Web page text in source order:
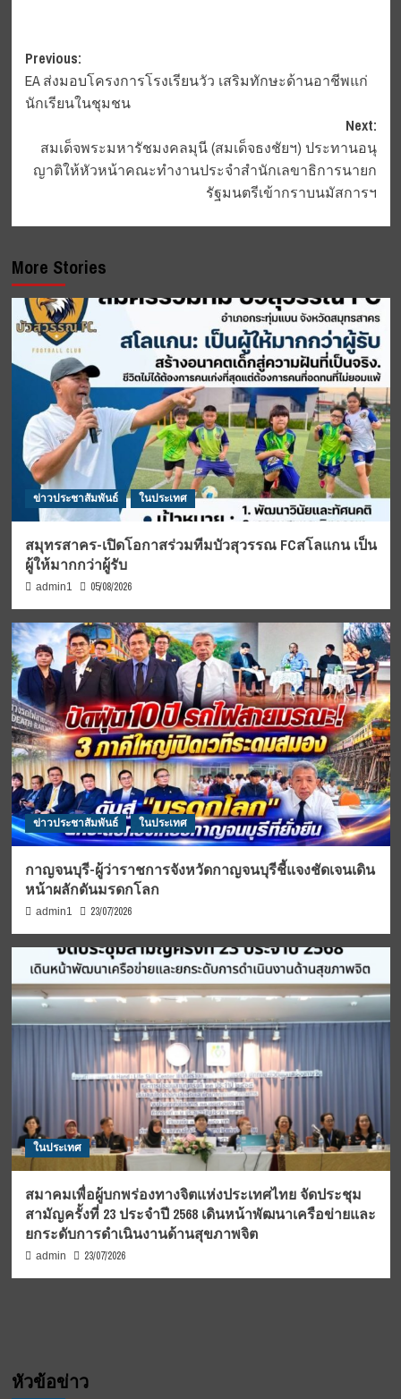
Post
navigation
Previous:
EA ส่งมอบโครงการโรงเรียนวัว เสริมทักษะด้านอาชีพแก่
นักเรียนในชุมชน
Next:
สมเด็จพระมหารัชมงคลมุนี (สมเด็จธงชัยฯ) ประทานอนุ
ญาติให้หัวหน้าคณะทำงานประจำสำนักเลขาธิการนายก
รัฐมนตรีเข้ากราบนมัสการฯ
More Stories
ข่าวประชาสัมพันธ์ ในประเทศ
สมุทรสาคร-เปิดโอกาสร่วมทีมบัวสุวรรณ FCสโลแกน เป็น
ผู้ให้มากกว่าผู้รับ
admin1 05/08/2026
ข่าวประชาสัมพันธ์ ในประเทศ
กาญจนบุรี-ผู้ว่าราชการจังหวัดกาญจนบุรีชี้แจงชัดเจนเดิน
หน้าผลักดันมรดกโลก
admin1 23/07/2026
ในประเทศ
สมาคมเพื่อผู้บกพร่องทางจิตแห่งประเทศไทย จัดประชุม
สามัญครั้งที่ 23 ประจำปี 2568 เดินหน้าพัฒนาเครือข่ายและ
ยกระดับการดำเนินงานด้านสุขภาพจิต
admin 23/07/2026
หัวข้อข่าว